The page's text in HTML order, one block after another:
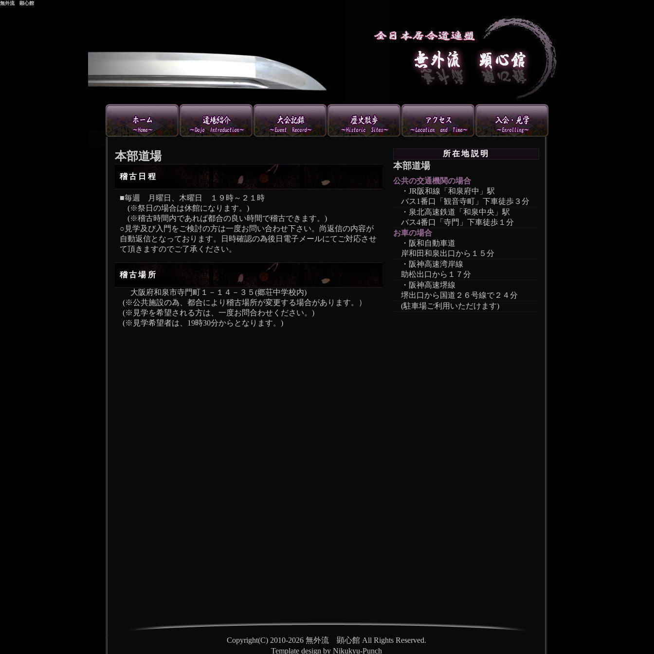
無外流 顕心館
本部道場
稽古日程
■毎週 月曜日、木曜日 １９時～２１時
(※祭日の場合は休館になります。)
(※稽古時間内であれば都合の良い時間で稽古できます。)
○見学及び入門をご検討の方は一度お問い合わせ下さい。尚返信の内容が
自動返信となっております。日時確認の為後日電子メールにてご対応させ
て頂きますのでご了承ください。
稽古場所
大阪府和泉市寺門町１－１４－３５(郷荘中学校内)
(※公共施設の為、都合により稽古場所が変更する場合があります。）
(※見学を希望される方は、一度お問合わせください。)
(※見学希望者は、19時30分からとなります。)
所在地説明
本部道場
公共の交通機関の場合
・JR阪和線「和泉府中」駅
バス1番口「観音寺町」下車徒歩３分
・泉北高速鉄道「和泉中央」駅
バス4番口「寺門」下車徒歩１分
お車の場合
・阪和自動車道
岸和田和泉出口から１５分
・阪神高速湾岸線
助松出口から１７分
・阪神高速堺線
堺出口から国道２６号線で２４分
(駐車場ご利用いただけます)
Copyright(C) 2010-2026 無外流 顕心館 All Rights Reserved.
Template design by Nikukyu-Punch